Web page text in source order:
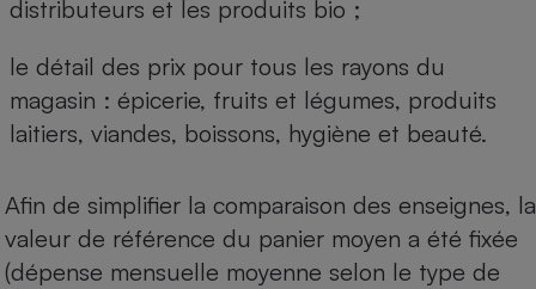
distributeurs et les produits bio ;
le détail des prix pour tous les rayons du
magasin : épicerie, fruits et légumes, produits
laitiers, viandes, boissons, hygiène et beauté.
Afin de simplifier la comparaison des enseignes, la
valeur de référence du panier moyen a été fixée
(dépense mensuelle moyenne selon le type de